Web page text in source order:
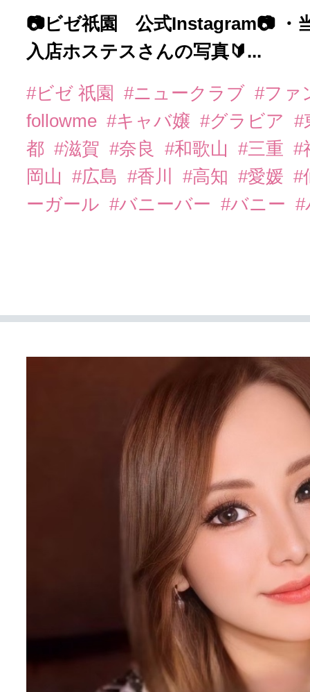
📷ビゼ祇園 公式Instagram📷 ・
入店ホステスさんの写真🔰...
#ビゼ 祇園 #ニュークラブ #ファ
followme #キャバ嬢 #グラビア
#
都 #滋賀 #奈良 #和歌山 #三重 #
岡山
#広島 #香川 #高知 #愛媛 #
ーガール #バニーバー #バニー #